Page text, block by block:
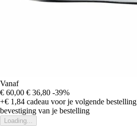
Vanaf
€ 60,00 € 36,80 -39%
+€ 1,84 cadeau voor je volgende bestelling
bevestiging van je bestelling
Loading...